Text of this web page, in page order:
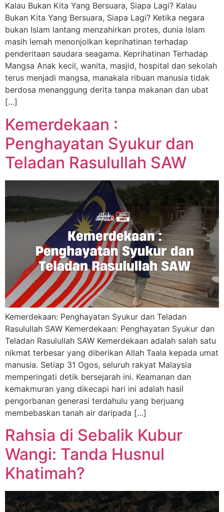
Kalau Bukan Kita Yang Bersuara, Siapa Lagi? Kalau
Bukan Kita Yang Bersuara, Siapa Lagi? Ketika negara
bukan Islam lantang menzahirkan protes, dunia Islam
masih lemah menonjolkan keprihatinan terhadap
penderitaan saudara seagama. Keprihatinan Terhadap
Mangsa Anak kecil, wanita, masjid, hospital dan sekolah
terus menjadi mangsa, manakala ribuan manusia tidak
berdosa menanggung derita tanpa makanan dan ubat
[…]
Kemerdekaan :
Penghayatan Syukur dan
Teladan Rasulullah SAW
Kemerdekaan: Penghayatan Syukur dan Teladan
Rasulullah SAW Kemerdekaan: Penghayatan Syukur dan
Teladan Rasulullah SAW Kemerdekaan adalah salah satu
nikmat terbesar yang diberikan Allah Taala kepada umat
manusia. Setiap 31 Ogos, seluruh rakyat Malaysia
memperingati detik bersejarah ini. Keamanan dan
kemakmuran yang dikecapi hari ini adalah hasil
pengorbanan generasi terdahulu yang berjuang
membebaskan tanah air daripada […]
Rahsia di Sebalik Kubur
Wangi: Tanda Husnul
Khatimah?